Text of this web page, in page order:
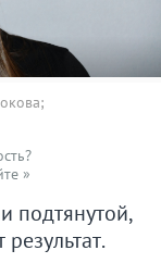
»
подтянутой,